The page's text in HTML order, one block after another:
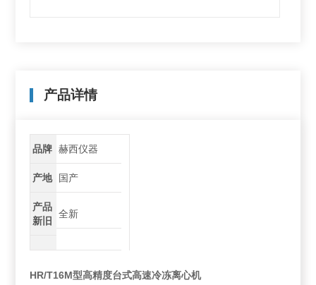
产品详情
品牌 赫西仪器
产地 国产
产品
新旧
全新
HR/T16M型高精度台式高速冷冻离心机